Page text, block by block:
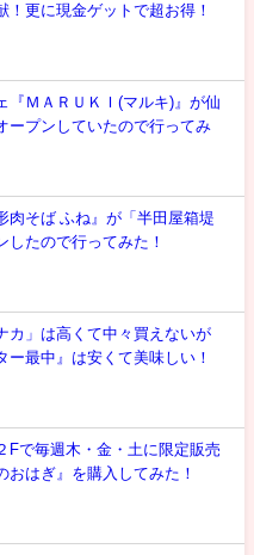
！更に現金ゲットで超お得！
『ＭＡＲＵＫＩ(マルキ)』が仙
ープンしていたので行ってみ
肉そば ふね』が「半田屋箱堤
したので行ってみた！
カ」は高くて中々買えないが
ー最中』は安くて美味しい！
Fで毎週木・金・土に限定販売
おはぎ』を購入してみた！